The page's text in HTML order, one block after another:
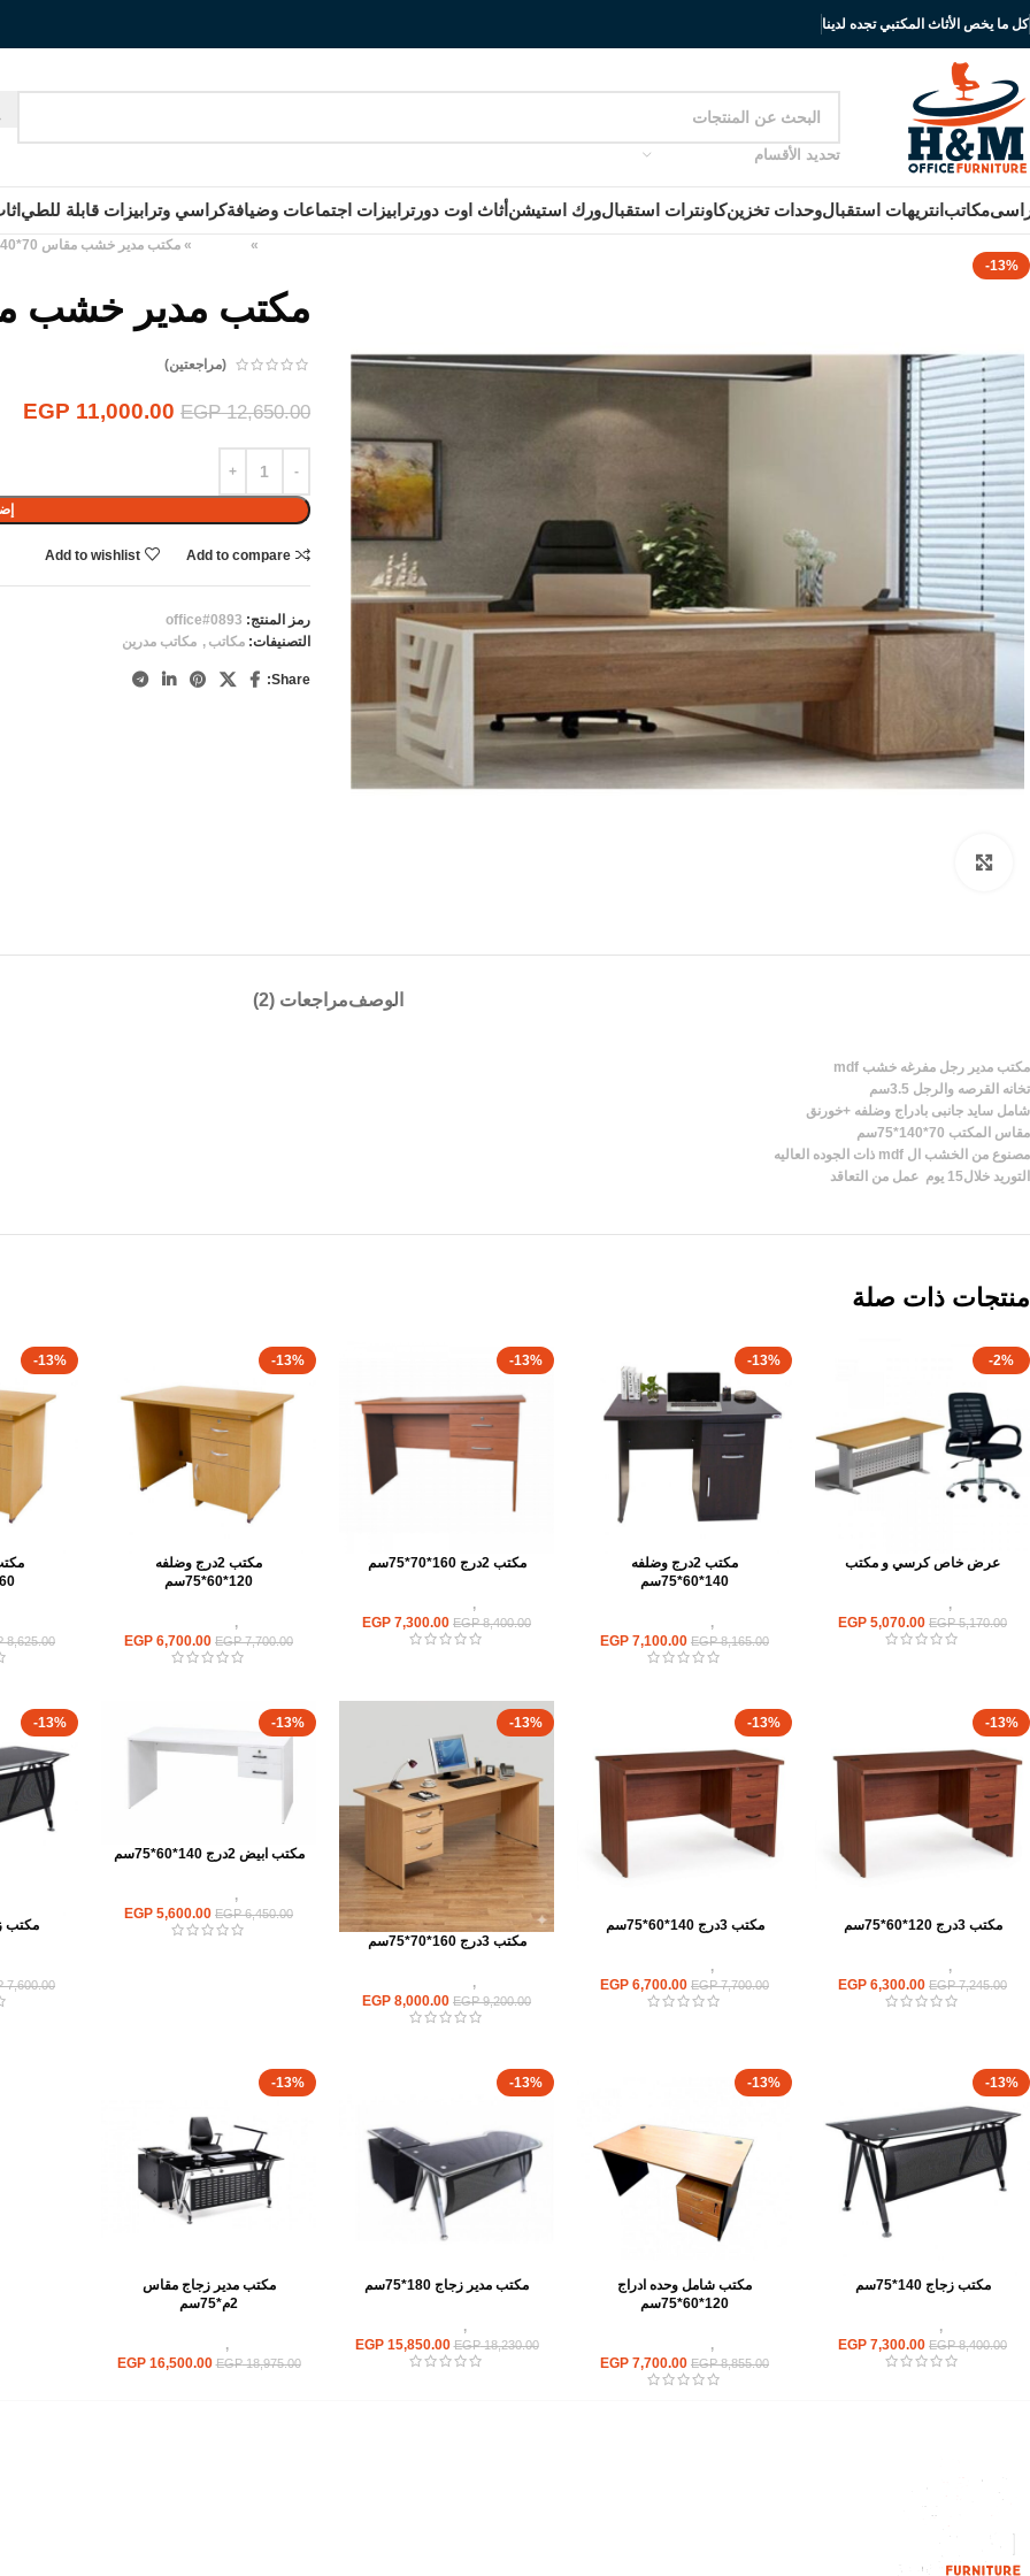
كل ما يخص الأثاث المكتبي تجده لدينا
تحديد الأقسام
مكاتب انتريهات استقبالوحدات تخزينكاونترات استقبالورك استيشنأثاث اوت دورترابيزات اجتماعات وضيافةكراسي وترابيزات قابلة للطي
-13%
»
» مكتب مدير خشب مقاس 70*140*75سم
مكتب مدير خشب مقاس
(مراجعتين)
EGP12,650.00
EGP 11,000.00
Add to compare
Add to wishlist
رمز المنتج: office#0893
التصنيفات: مكاتب , مكاتب مدرين
Share:
الوصفمراجعات (2)
مكتب مدير رجل مفرغه خشب mdf
تخانه القرصه والرجل 3.5سم
شامل سايد جانبى بادراج وضلفه +خورنق
مقاس المكتب 70*140*75سم
مصنوع من الخشب ال mdf ذات الجوده العاليه
التوريد خلال15 يوم عمل من التعاقد
منتجات ذات صلة
-2%
عرض خاص كرسي و مكتب
مكاتب,
EGP5,170.00
EGP 5,070.00
-13%
مكتب 2درج وضلفه
140*60*75سم
مكاتب,
EGP8,165.00
EGP 7,100.00
-13%
مكتب 2درج 160*70*75سم
مكاتب,
EGP8,400.00
EGP 7,300.00
-13%
مكتب 2درج وضلفه
120*60*75سم
مكاتب,
EGP7,700.00
EGP 6,700.00
-13%
8,625.00
-13%
مكتب 3درج 120*60*75سم
مكاتب,
EGP7,245.00
EGP 6,300.00
-13%
مكتب 3درج 140*60*75سم
مكاتب,
EGP7,700.00
EGP 6,700.00
-13%
مكتب 3درج 160*70*75سم
مكاتب,
EGP9,200.00
EGP 8,000.00
-13%
مكتب ابيض 2درج 140*60*75سم
مكاتب,
EGP6,450.00
EGP 5,600.00
-13%
مكتب زجاج
7,600.00
-13%
مكتب زجاج 140*75سم
مكاتب,
EGP8,400.00
EGP 7,300.00
-13%
مكتب شامل وحده ادراج
120*60*75سم
مكاتب,
EGP8,855.00
EGP 7,700.00
-13%
مكتب مدير زجاج 180*75سم
مكاتب,
EGP18,230.00
EGP15,850.00
-13%
مكتب مدير زجاج مقاس
2م*75سم
مكاتب,
EGP18,975.00
EGP16,500.00